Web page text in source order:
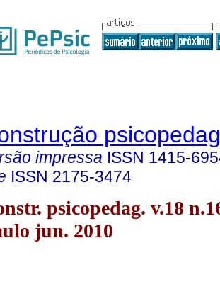
impressa ISSN 1415-
ISSN 2175-3474
psicopedag. v.18
jun. 2010